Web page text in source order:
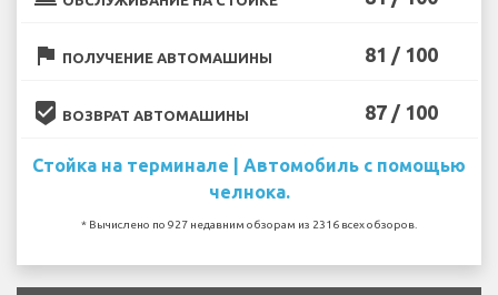
flag ПОЛУЧЕНИЕ АВТОМАШИНЫ 81 / 100
beenhere ВОЗВРАТ АВТОМАШИНЫ 87 / 100
Стойка на терминале | Автомобиль с помощью
челнока.
* Вычислено по 927 недавним обзорам из 2316 всех обзоров.